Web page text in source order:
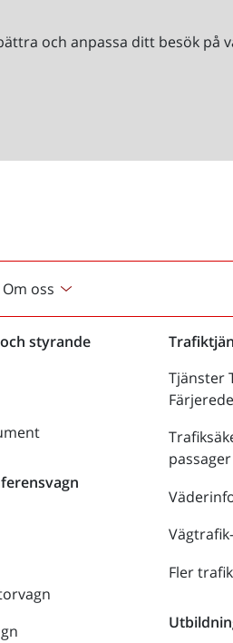
och anpassa ditt besök på
Om oss
styrande
Tjänster
passager
Fler